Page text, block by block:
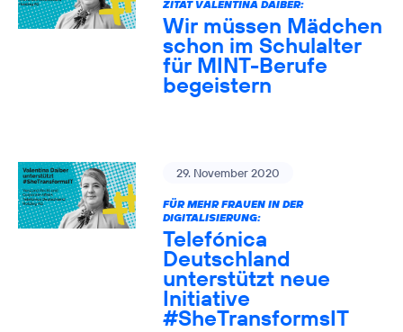
ZITAT VALENTINA DAIBER:
Wir müssen Mädchen
schon im Schulalter
für MINT-Berufe
begeistern
29. November 2020
FÜR MEHR FRAUEN IN DER
DIGITALISIERUNG:
Telefónica
Deutschland
unterstützt neue
Initiative
#SheTransformsIT